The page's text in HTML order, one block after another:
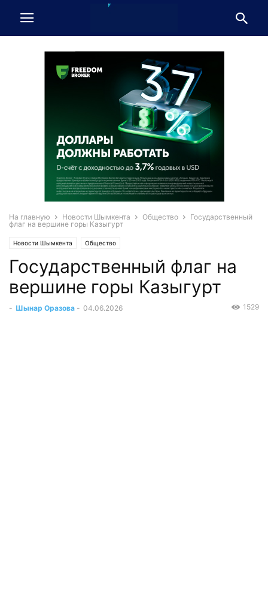
На главную Новости Шымкента Общество
Государственный
флаг на вершине горы Казыгурт
Новости Шымкента Общество
Государственный флаг на
вершине горы Казыгурт
- Шынар Оразова - 04.06.2026 1529